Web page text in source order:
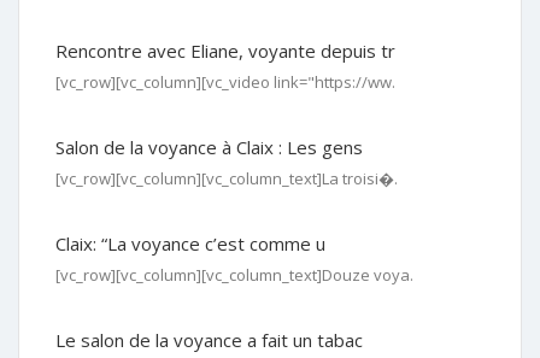
Rencontre avec Eliane, voyante depuis tr
[vc_row][vc_column][vc_video link="https://ww.
Salon de la voyance à Claix : Les gens
[vc_row][vc_column][vc_column_text]La troisi�.
Claix: “La voyance c’est comme u
[vc_row][vc_column][vc_column_text]Douze voya.
Le salon de la voyance a fait un tabac